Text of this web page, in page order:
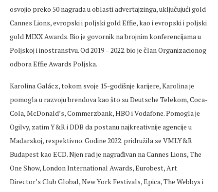
osvojio preko 50 nagrada u oblasti advertajzinga, uključujući gold
Cannes Lions, evropski i poljski gold Effie, kao i evropski i poljski
gold MIXX Awards. Bio je govornik na brojnim konferencijama u
Poljskoj i inostranstvu. Od 2019 – 2022. bio je član Organizacionog
odbora Effie Awards Poljska.
Karolina Galácz, tokom svoje 15-godišnje karijere, Karolina je
pomogla u razvoju brendova kao što su Deutsche Telekom, Coca-
Cola, McDonald’s, Commerzbank, HBO i Vodafone. Pomogla je
Ogilvy, zatim Y&R i DDB da postanu najkreativnije agencije u
Mađarskoj, respektivno. Godine 2022. pridružila se VMLY&R
Budapest kao ECD. Njen rad je nagrađivan na Cannes Lions, The
One Show, London International Awards, Eurobest, Art
Director’s Club Global, New York Festivals, Epica, The Webbys i